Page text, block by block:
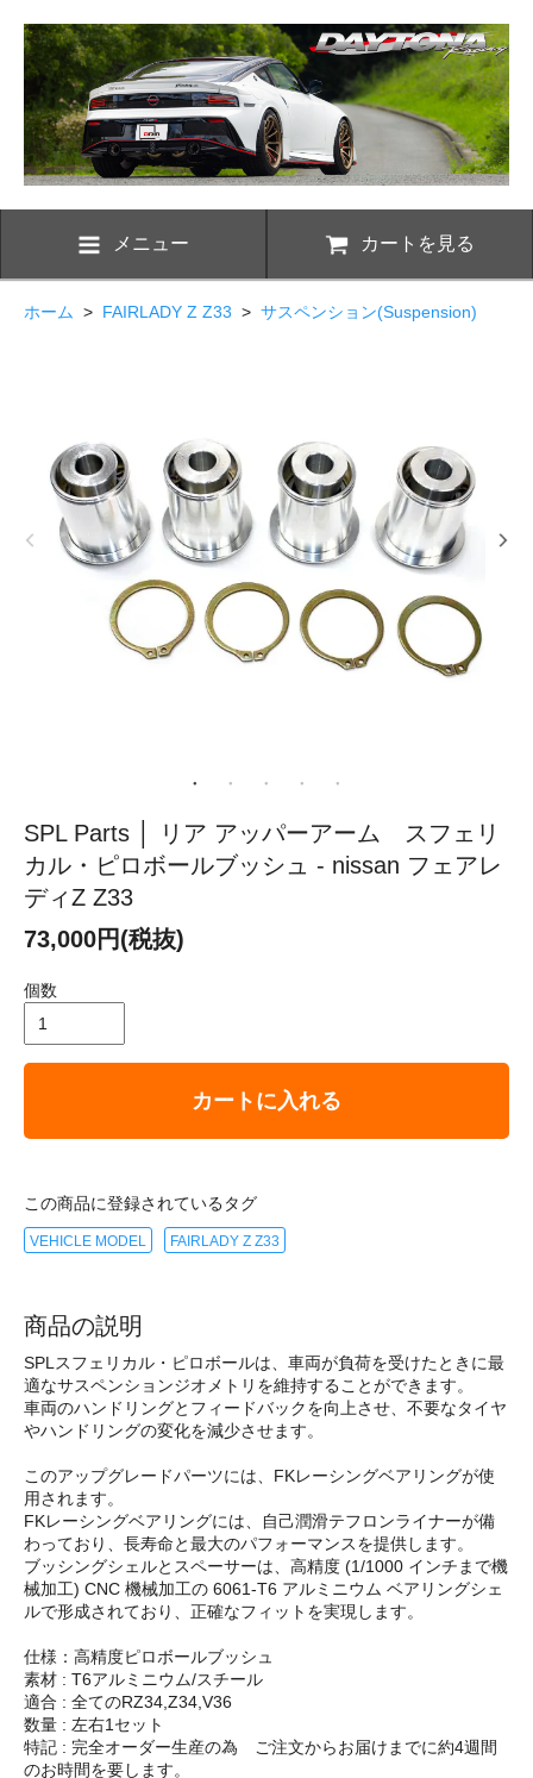
メニュー カートを見る
ホーム > FAIRLADY Z Z33 > サスペンション(Suspension)
SPL Parts │ リア アッパーアーム スフェリ
カル・ピロボールブッシュ - nissan フェアレ
ディZ Z33
73,000円(税抜)
個数
カートに入れる
この商品に登録されているタグ
VEHICLE MODEL FAIRLADY Z Z33
商品の説明
SPLスフェリカル・ピロボールは、車両が負荷を受けたときに最
適なサスペンションジオメトリを維持することができます。
車両のハンドリングとフィードバックを向上させ、不要なタイヤ
やハンドリングの変化を減少させます。
このアップグレードパーツには、FKレーシングベアリングが使
用されます。
FKレーシングベアリングには、自己潤滑テフロンライナーが備
わっており、長寿命と最大のパフォーマンスを提供します。
ブッシングシェルとスペーサーは、高精度 (1/1000 インチまで機
械加工) CNC 機械加工の 6061-T6 アルミニウム ベアリングシェ
ルで形成されており、正確なフィットを実現します。
仕様：高精度ピロボールブッシュ
素材 : T6アルミニウム/スチール
適合 : 全てのRZ34,Z34,V36
数量 : 左右1セット
特記 : 完全オーダー生産の為 ご注文からお届けまでに約4週間
のお時間を要します。